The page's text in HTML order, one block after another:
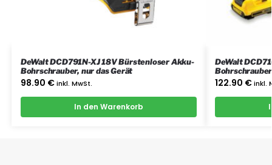
DeWalt DCD791N-XJ 18V Bürstenloser Akku-
Bohrschrauber, nur das Gerät
98.90 € inkl. MwSt.
In den Warenkorb
DeWalt
Koffer
122.90 € inkl.